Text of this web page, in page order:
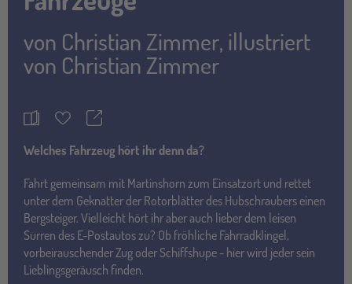
von Christian Zimmer, illustriert
von Christian Zimmer
MerkzettelTeilen
Welches Fahrzeug hört ihr denn da?
Fahrt gemeinsam mit Martinshorn zum Einsatzort und rettet
unter dem Geknatter der Rotorblätter des Hubschraubers einen
Bergsteiger. Vielleicht hört ihr aber auch lieber dem leisen
Surren des E-Postautos zu? Ob fröhliche Fahrradklingel,
vorbeirauschender Zug oder Schiffshupe - hier wird jeder sein
Lieblingsgeräusch finden.